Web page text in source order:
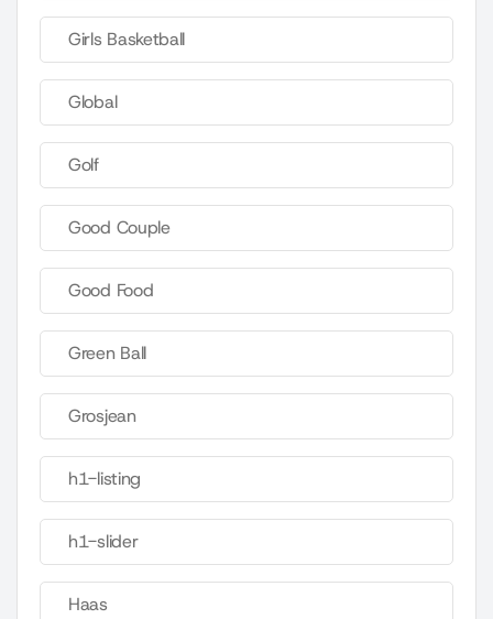
Girls Basketball
Global
Golf
Good Couple
Good Food
Green Ball
Grosjean
h1-listing
h1-slider
Haas